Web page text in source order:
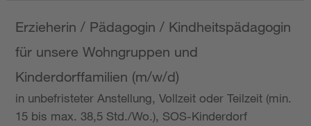
Erzieherin / Pädagogin / Kindheitspädagogin
für unsere Wohngruppen und
Kinderdorffamilien (m/w/d)
in unbefristeter Anstellung, Vollzeit oder Teilzeit (min.
15 bis max. 38,5 Std./Wo.), SOS-Kinderdorf